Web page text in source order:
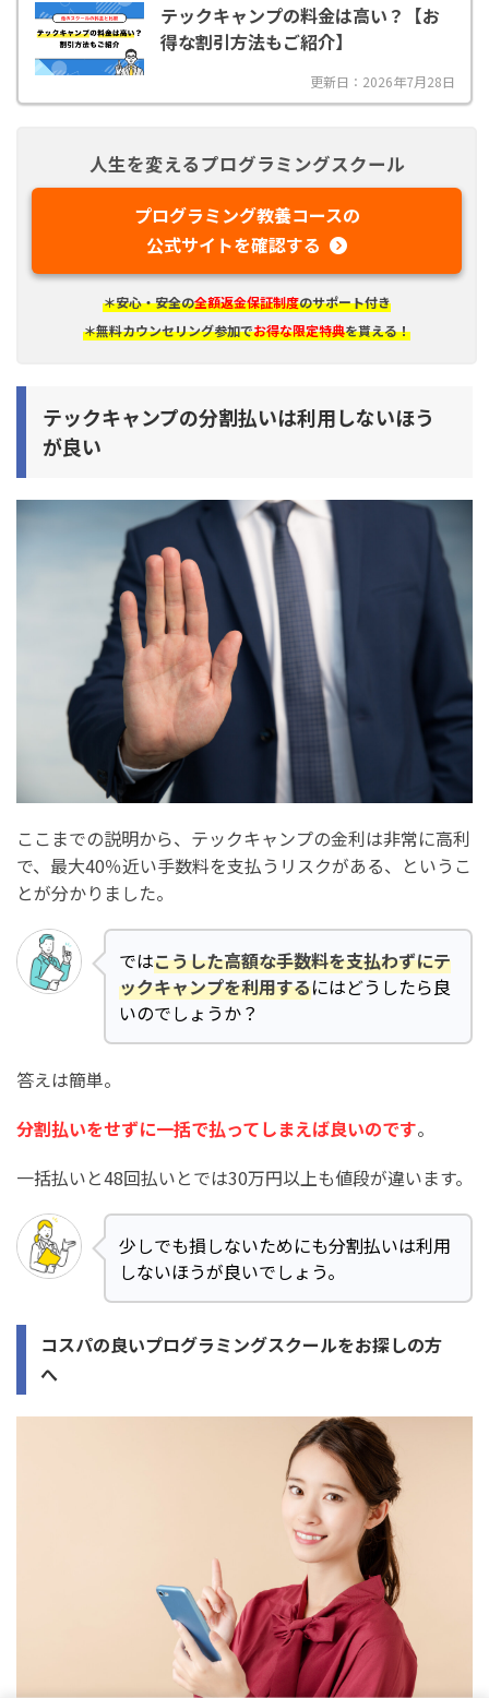
テックキャンプの料金は高い？【お
得な割引方法もご紹介】
更新日：2026年7月28日
人生を変えるプログラミングスクール
プログラミング教養コースの
公式サイトを確認する
＊安心・安全の全額返金保証制度のサポート付き
＊無料カウンセリング参加でお得な限定特典を貰える！
テックキャンプの分割払いは利用しないほう
が良い
ここまでの説明から、テックキャンプの金利は非常に高利
で、最大40％近い手数料を支払うリスクがある、というこ
とが分かりました。
ではこうした高額な手数料を支払わずにテ
ックキャンプを利用するにはどうしたら良
いのでしょうか？
答えは簡単。
分割払いをせずに一括で払ってしまえば良いのです。
一括払いと48回払いとでは30万円以上も値段が違います。
少しでも損しないためにも分割払いは利用
しないほうが良いでしょう。
コスパの良いプログラミングスクールをお探しの方
へ